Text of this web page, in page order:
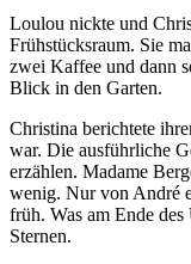
Loulou nickte und
Frühstücksraum. Sie
zwei Kaffee und dann
Blick in den Garten.
Christina berichtete
war. Die ausführliche
erzählen. Madame
wenig. Nur von André
früh. Was am Ende
Sternen.